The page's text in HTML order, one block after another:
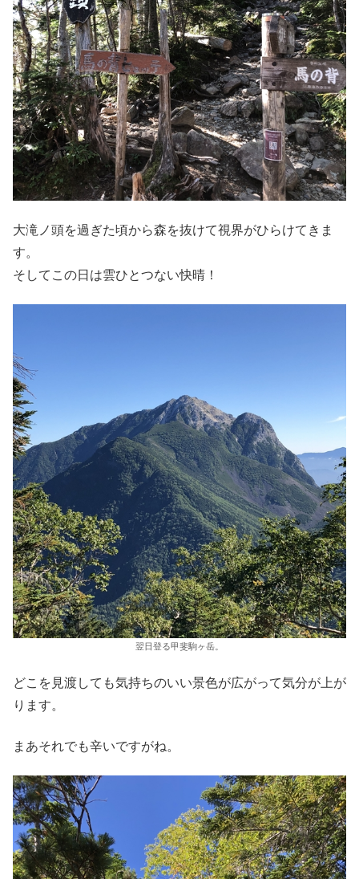
大滝ノ頭を過ぎた頃から森を抜けて視界がひらけてきま
す。
そしてこの日は雲ひとつない快晴！
翌日登る甲斐駒ヶ岳。
どこを見渡しても気持ちのいい景色が広がって気分が上が
ります。
まあそれでも辛いですがね。